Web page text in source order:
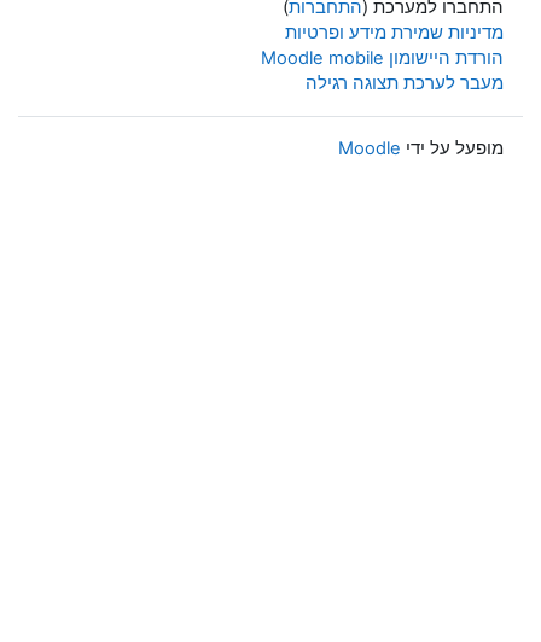
התחברו למערכת (התחברות)
מדיניות שמירת מידע ופרטיות
הורדת היישומון Moodle mobile
מעבר לערכת תצוגה רגילה
מופעל על ידי Moodle